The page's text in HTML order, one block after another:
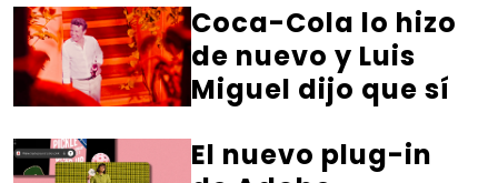
Coca-Cola lo hizo
de nuevo y Luis
Miguel dijo que sí
El nuevo plug-in